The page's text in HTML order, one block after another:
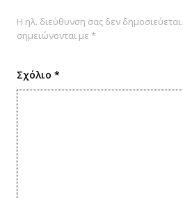
Η ηλ. διεύθυνση σας δεν δημοσιεύεται.
σημειώνονται με *
Σχόλιο *